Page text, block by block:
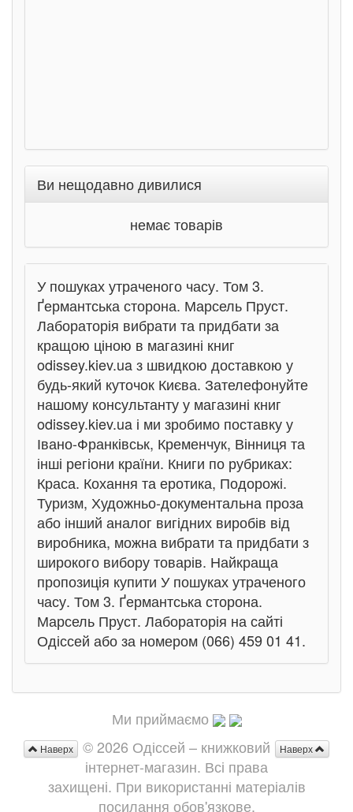
Ви нещодавно дивилися
немає товарів
У пошуках утраченого часу. Том 3.
Ґермантська сторона. Марсель Пруст.
Лабораторія вибрати та придбати за
кращою ціною в магазині книг
odissey.kiev.ua з швидкою доставкою у
будь-який куточок Києва. Зателефонуйте
нашому консультанту у магазині книг
odissey.kiev.ua і ми зробимо поставку у
Івано-Франківськ, Кременчук, Вінниця та
інші регіони країни. Книги по рубриках:
Краса. Кохання та еротика, Подорожі.
Туризм, Художньо-документальна проза
або інший аналог вигідних виробів від
виробника, можна вибрати та придбати з
широкого вибору товарів. Найкраща
пропозиція купити У пошуках утраченого
часу. Том 3. Ґермантська сторона.
Марсель Пруст. Лабораторія на сайті
Одіссей або за номером (066) 459 01 41.
Ми приймаємо
Наверх
Наверх
© 2026 Одіссей – книжковий
інтернет-магазин. Всі права
захищені. При використанні матеріалів
посилання обов'язкове.